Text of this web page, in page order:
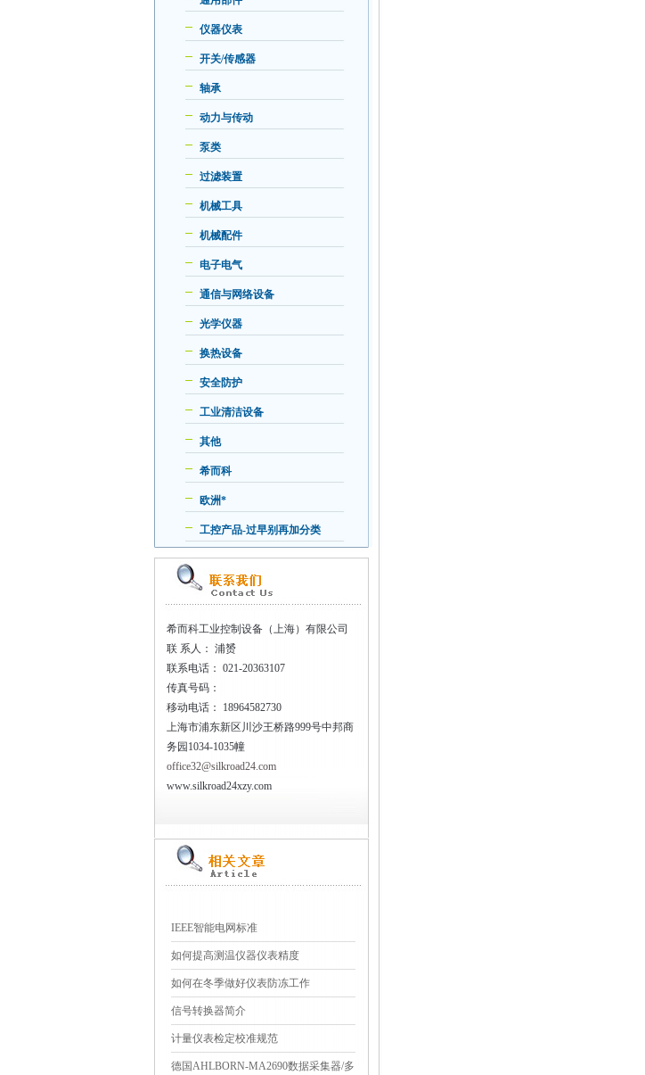
仪器仪表
开关/传感器
轴承
动力与传动
泵类
过滤装置
机械工具
机械配件
电子电气
通信与网络设备
光学仪器
换热设备
安全防护
工业清洁设备
其他
希而科
欧洲*
工控产品-过早别再加分类
希而科工业控制设备（上海）有限公司
联 系人： 浦赟
联系电话： 021-20363107
传真号码：
移动电话：
18964582730
上海市浦东新区川沙王桥路999号中邦商
务园1034-1035幢
office32@silkroad24.com
www.silkroad24xzy.com
IEEE智能电网标准
如何提高测温仪器仪表精度
如何在冬季做好仪表防冻工作
信号转换器简介
计量仪表检定校准规范
德国AHLBORN-MA2690数据采集器/多